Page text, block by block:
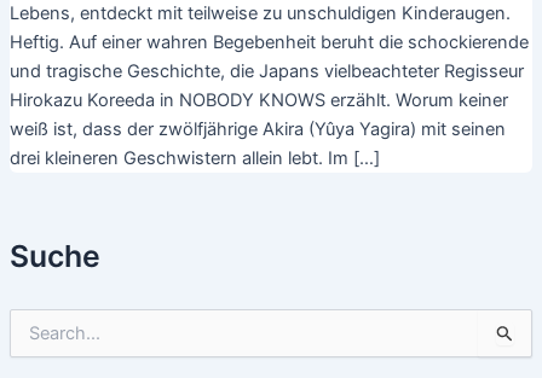
Suche
Lebens, entdeckt mit teilweise zu unschuldigen Kinderaugen.
Heftig. Auf einer wahren Begebenheit beruht die schockierende
und tragische Geschichte, die Japans vielbeachteter Regisseur
Hirokazu Koreeda in NOBODY KNOWS erzählt. Worum keiner
weiß ist, dass der zwölfjährige Akira (Yûya Yagira) mit seinen
drei kleineren Geschwistern allein lebt. Im […]